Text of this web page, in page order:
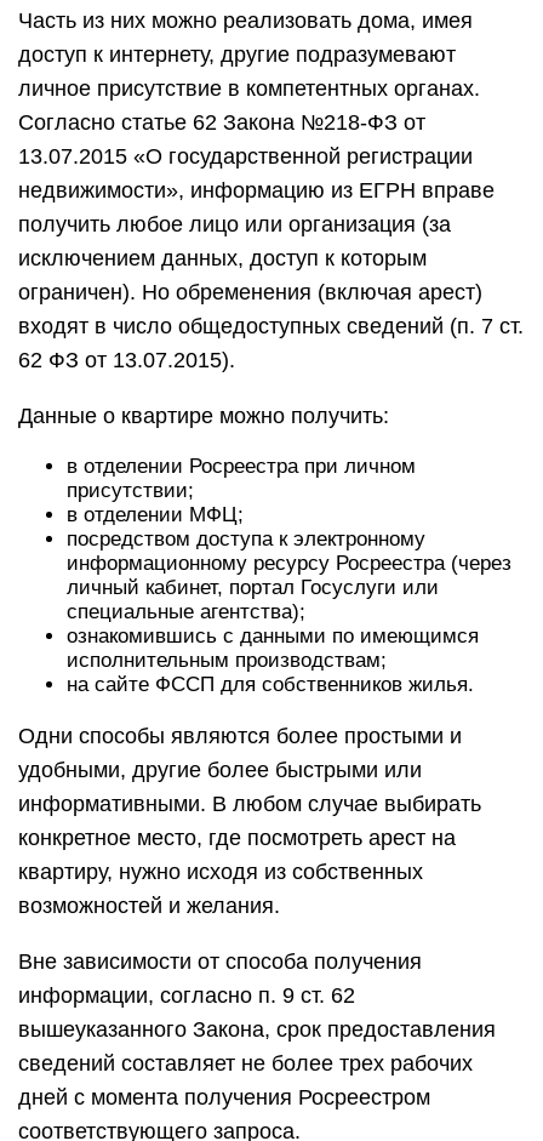
Часть из них можно реализовать дома, имея
доступ к интернету, другие подразумевают
личное присутствие в компетентных органах.
Согласно статье 62 Закона №218-ФЗ от
13.07.2015 «О государственной регистрации
недвижимости», информацию из ЕГРН вправе
получить любое лицо или организация (за
исключением данных, доступ к которым
ограничен). Но обременения (включая арест)
входят в число общедоступных сведений (п. 7 ст.
62 ФЗ от 13.07.2015).
Данные о квартире можно получить:
в отделении Росреестра при личном
присутствии;
в отделении МФЦ;
посредством доступа к электронному
информационному ресурсу Росреестра (через
личный кабинет, портал Госуслуги или
специальные агентства);
ознакомившись с данными по имеющимся
исполнительным производствам;
на сайте ФССП для собственников жилья.
Одни способы являются более простыми и
удобными, другие более быстрыми или
информативными. В любом случае выбирать
конкретное место, где посмотреть арест на
квартиру, нужно исходя из собственных
возможностей и желания.
Вне зависимости от способа получения
информации, согласно п. 9 ст. 62
вышеуказанного Закона, срок предоставления
сведений составляет не более трех рабочих
дней с момента получения Росреестром
соответствующего запроса.